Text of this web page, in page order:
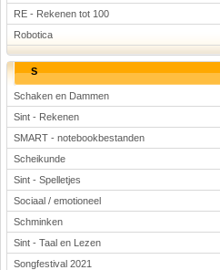
RE - Rekenen tot 100
Robotica
S
Schaken en Dammen
Sint - Rekenen
SMART - notebookbestanden
Scheikunde
Sint - Spelletjes
Sociaal / emotioneel
Schminken
Sint - Taal en Lezen
Songfestival 2021